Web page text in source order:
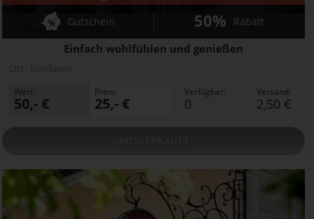
Herburger's Mohren
Einfach wohlfühlen und genießen
Gutschein 50% Rabatt
Wert:
50,- €
Preis:
25,- €
Verfügbar:
0
Versand:
2,50 €